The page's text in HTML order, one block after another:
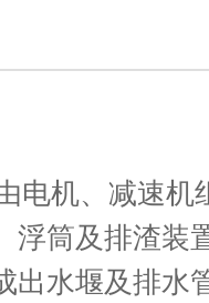
机、减速机
浮筒及排渣装
出水堰及排水